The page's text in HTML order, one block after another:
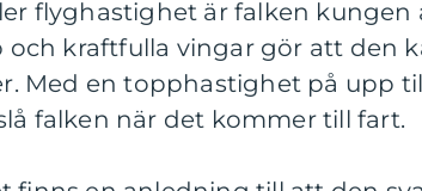
flyghastighet är falken kungen
kraftfulla vingar gör att den
Med en topphastighet på upp
falken när det kommer till fart.